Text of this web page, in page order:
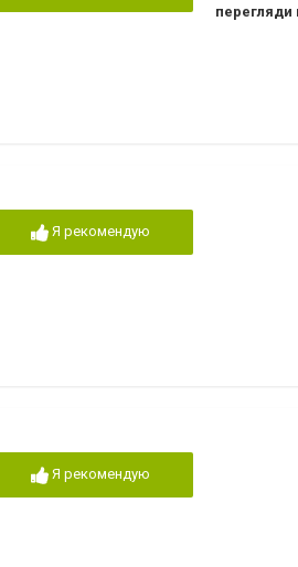
перегляди
Я рекомендую
Я рекомендую